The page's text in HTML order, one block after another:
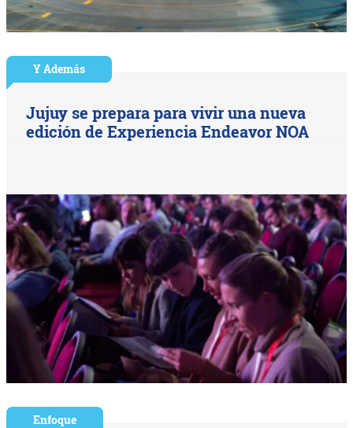
Y Además
Jujuy se prepara para vivir una nueva
edición de Experiencia Endeavor NOA
Enfoque